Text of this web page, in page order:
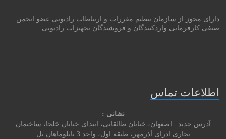
دارای مجوز از سازمان تنظیم مقررات و ارتباطات رادیویی عضو انجمن
صنفی کارفرمایی واردکنندگان و فروشندگان تجهیزات رادیویی
اطلاعات تماس
نشانی :
آدرس جدید : اصفهان، خیابان طالقانی، ابتدای خیابان خلجا، ساختمان
تجاری ادرای آذرمهر، طبقه اول، واحد 3 تابلوماهان تل